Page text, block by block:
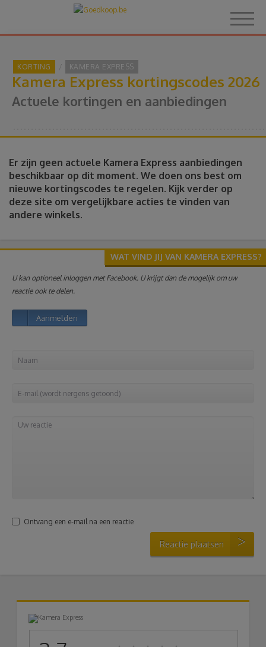
Hoe het werkt
Korting
Reizen
Geldzaken
KORTING KAMERA EXPRESS
Kamera Express kortingscodes 2026
Actuele kortingen en aanbiedingen
Er zijn geen actuele Kamera Express aanbiedingen
beschikbaar op dit moment. We doen ons best om
nieuwe kortingscodes te regelen. Kijk verder op
deze site om vergelijkbare acties te vinden van
andere winkels.
WAT VIND JIJ VAN KAMERA EXPRESS?
U kan optioneel inloggen met Facebook. U krijgt dan de mogelijk om uw
reactie ook te delen.
Aanmelden
Ontvang een e-mail na een reactie
Reactie plaatsen